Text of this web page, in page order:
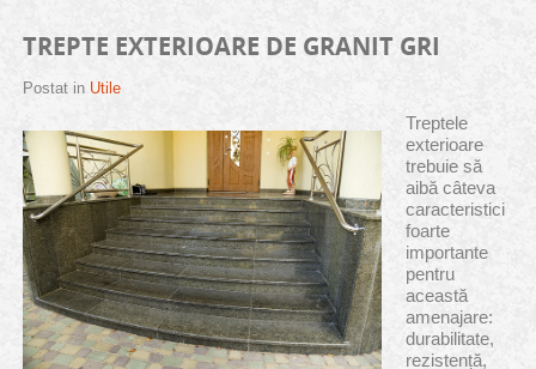
TREPTE EXTERIOARE DE GRANIT GRI
Postat in Utile
Treptele
exterioare
trebuie să
aibă câteva
caracteristici
foarte
importante
pentru
această
amenajare:
durabilitate,
rezistență,